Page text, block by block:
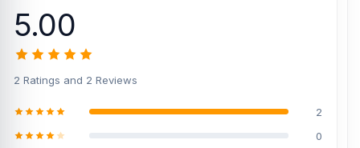
5.00
2 Ratings and 2 Reviews
2
0